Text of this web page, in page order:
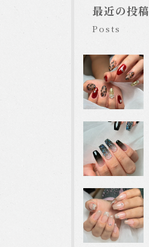
最近の投稿
Posts